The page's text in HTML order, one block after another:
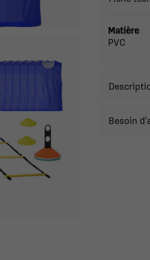
Matière
PVC
Besoin